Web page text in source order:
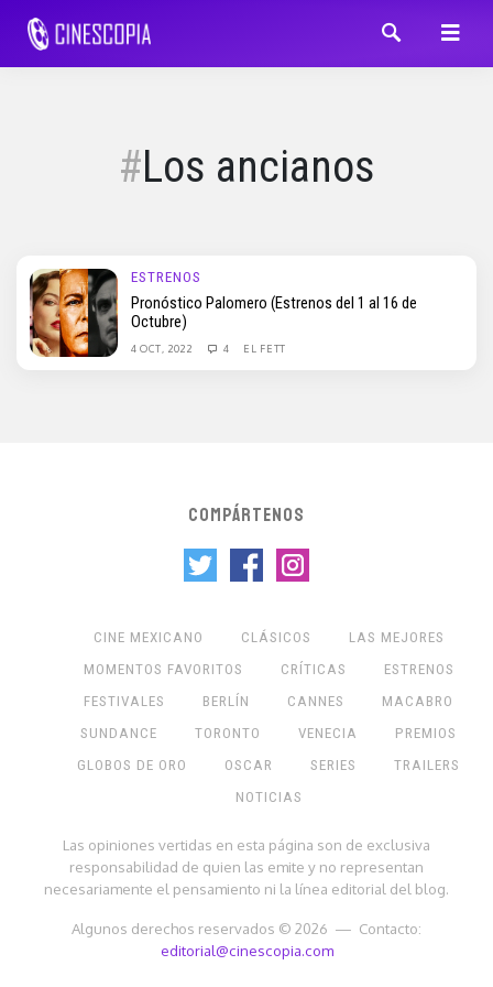
Los ancianos
ESTRENOS
Pronóstico Palomero (Estrenos del 1 al 16 de
Octubre)
4 OCT, 2022 4 EL FETT
COMPÁRTENOS
CINE MEXICANO CLÁSICOS
LAS MEJORES
MOMENTOS FAVORITOS
CRÍTICAS
ESTRENOS
FESTIVALES
BERLÍN CANNES
MACABRO
SUNDANCE
TORONTO VENECIA
PREMIOS
GLOBOS DE ORO
OSCAR SERIES
TRAILERS
NOTICIAS
Las opiniones vertidas en esta página son de exclusiva
responsabilidad de quien las emite y no representan
necesariamente el pensamiento ni la línea editorial del blog.
Algunos derechos reservados © 2026 — Contacto:
editorial@cinescopia.com